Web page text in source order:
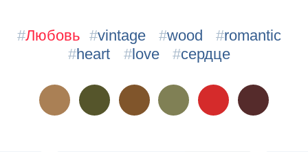
#Любовь #vintage #wood #romantic
#heart #love #сердце